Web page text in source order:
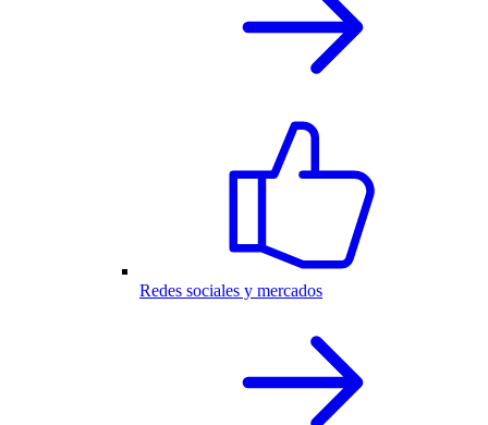
Redes sociales y mercados